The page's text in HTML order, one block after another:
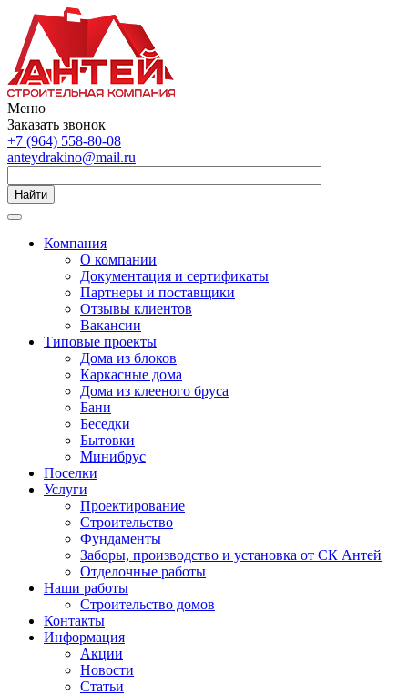
Меню
Заказать звонок
+7 (964) 558-80-08
anteydrakino@mail.ru
Найти
Компания
О компании
Документация и сертификаты
Партнеры и поставщики
Отзывы клиентов
Вакансии
Типовые проекты
Дома из блоков
Каркасные дома
Дома из клееного бруса
Бани
Беседки
Бытовки
Минибрус
Поселки
Услуги
Проектирование
Строительство
Фундаменты
Заборы, производство и установка от СК Антей
Отделочные работы
Наши работы
Строительство домов
Контакты
Информация
Акции
Новости
Статьи